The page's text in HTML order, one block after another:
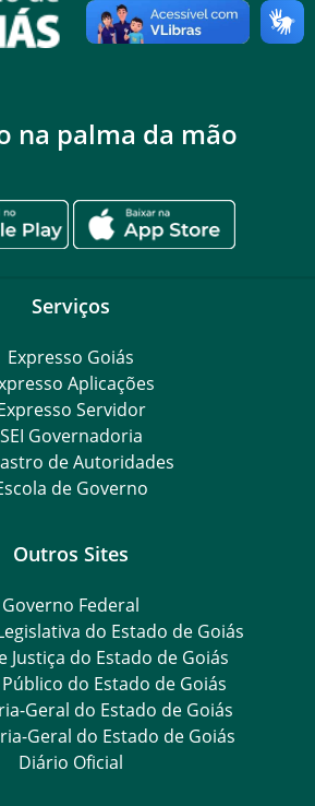
na palma da mão
Serviços
Expresso Goiás
Aplicações
Servidor
SEI Governadoria
de Autoridades
de Governo
Outros Sites
Governo Federal
do Estado de Goiás
Justiça do Estado de Goiás
do Estado de Goiás
Geral do Estado de Goiás
Geral do Estado de Goiás
Diário Oficial